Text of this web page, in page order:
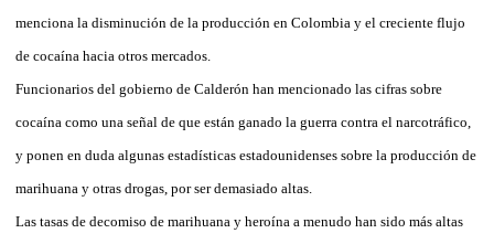
menciona la disminución de la producción en Colombia y el creciente flujo
de cocaína hacia otros mercados.
Funcionarios del gobierno de Calderón han mencionado las cifras sobre
cocaína como una señal de que están ganado la guerra contra el narcotráfico,
y ponen en duda algunas estadísticas estadounidenses sobre la producción de
marihuana y otras drogas, por ser demasiado altas.
Las tasas de decomiso de marihuana y heroína a menudo han sido más altas